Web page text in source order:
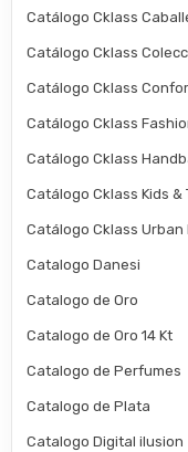
Catálogo Cklass
Catálogo Cklass
Catálogo Cklass
Catálogo Cklass
Catálogo Cklass
Catálogo Cklass Kids &
Catálogo Cklass Urban
Catalogo Danesi
Catalogo de Oro
Catalogo de Oro 14 Kt
Catalogo de Perfumes
Catalogo de Plata
Catalogo Digital ilusion